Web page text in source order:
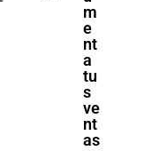
m
e
nt
a
tu
s
ve
nt
as